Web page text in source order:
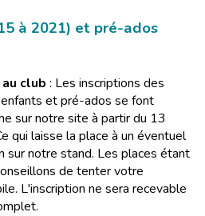
à 2021) et pré-ados
club : Les inscriptions des
et pré-ados se font
sur notre site à partir du 13
qui laisse la place à un éventuel
sur notre stand. Les places étant
de tenter votre
L'inscription ne sera recevable